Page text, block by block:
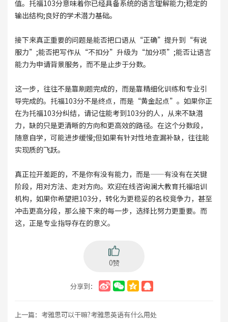
值。托福103分意味着你已经具备系统的语言理解能力;稳定的
输出结构;良好的学术潜力基础。
接下来真正重要的问题是能否把口语从“正确”提升到“有说
服力”;能否把写作从“不扣分”升级为“加分项”;能否让语言
能力为申请背景服务，而不是止步于分数。
这一步，往往不是靠刷题完成的，而是靠精细化训练和专业引
导完成的。托福103分不是终点，而是“黄金起点”。如果你正
在为托福103分纠结，请记住能考到103分的人，从来不缺潜
力，缺的只是更清晰的方向和更高效的路径。在这个分数段，
随意自学，可能进步缓慢;但如果有针对性地查漏补缺，往往能
实现质的飞跃。
真正拉开差距的，不是你有没有能力，而是——有没有在关键
阶段，用对方法、走对方向。欢迎在线咨询澜大教育托福培训
机构，如果你希望把103分，转化为更稳妥的名校竞争力，甚至
冲击更高分段，那么接下来的每一步，选择比努力更重要。而
这，正是专业指导存在的意义。
0赞
分享到：
上一篇： 考雅思可以干嘛?考雅思英语有什么用处